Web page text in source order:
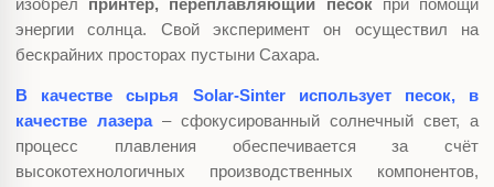
изобрёл принтер, переплавляющий песок при помощи
энергии солнца. Свой эксперимент он осуществил на
бескрайних просторах пустыни Сахара.
В качестве сырья Solar-Sinter использует песок, в
качестве лазера – сфокусированный солнечный свет, а
процесс плавления обеспечивается за счёт
высокотехнологичных производственных компонентов,